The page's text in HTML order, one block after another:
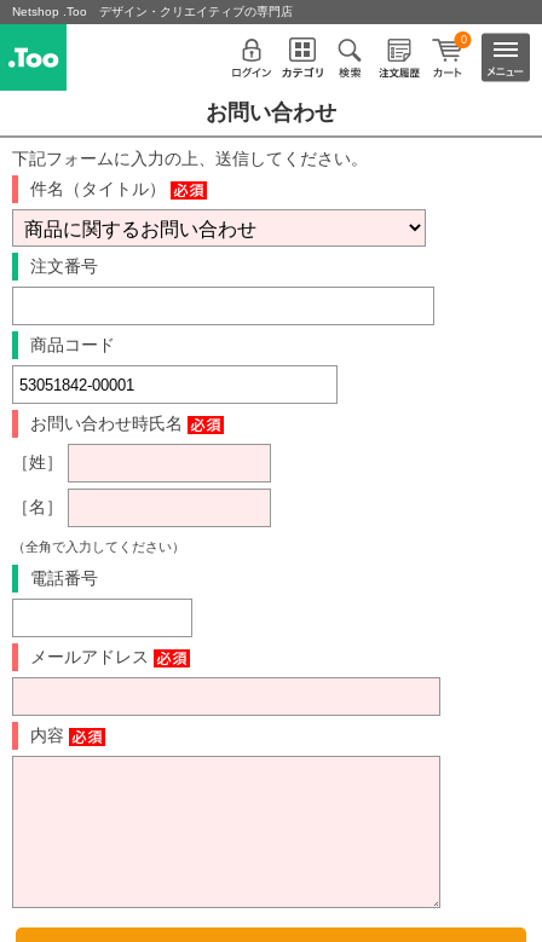
Netshop .Too デザイン・クリエイティブの専門店
0
お問い合わせ
下記フォームに入力の上、送信してください。
件名（タイトル）
注文番号
商品コード
お問い合わせ時氏名
［姓］
［名］
（全角で入力してください）
電話番号
メールアドレス
内容